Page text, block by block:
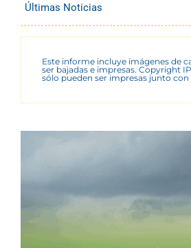
Últimas Noticias
Este informe incluye imágenes de
ser bajadas e impresas. Copyright
sólo pueden ser impresas junto